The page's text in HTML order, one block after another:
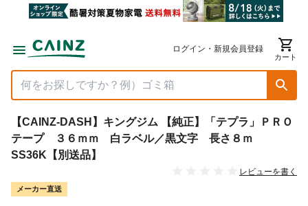
ログイン・新規会員登録
カート
【CAINZ-DASH】キングジム 【純正】「テプラ」ＰＲＯ
テープ ３６ｍｍ 白ラベル／黒文字 長さ８ｍ
SS36K【別送品】
レビューを書く
メーカー直送